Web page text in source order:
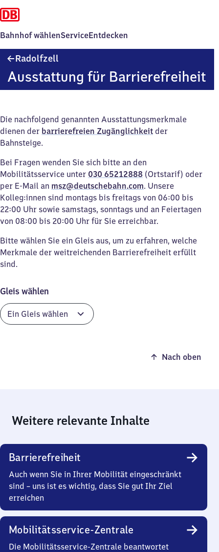
Bahnhof wählenServiceEntdecken
Radolfzell
Ausstattung für Barrierefreiheit
Die nachfolgend genannten Ausstattungsmerkmale
dienen der barrierefreien Zugänglichkeit der
Bahnsteige.
Bei Fragen wenden Sie sich bitte an den
Mobilitätsservice unter 030 65212888 (Ortstarif) oder
per E-Mail an msz@deutschebahn.com. Unsere
Kolleg:innen sind montags bis freitags von 06:00 bis
22:00 Uhr sowie samstags, sonntags und an Feiertagen
von 08:00 bis 20:00 Uhr für Sie erreichbar.
Bitte wählen Sie ein Gleis aus, um zu erfahren, welche
Merkmale der weitreichenden Barrierefreiheit erfüllt
sind.
Gleis wählen
Nach oben
Weitere relevante Inhalte
Barrierefreiheit
Auch wenn Sie in Ihrer Mobilität eingeschränkt
sind – uns ist es wichtig, dass Sie gut Ihr Ziel
erreichen
Mobilitätsservice-Zentrale
Die Mobilitätsservice-Zentrale beantwortet